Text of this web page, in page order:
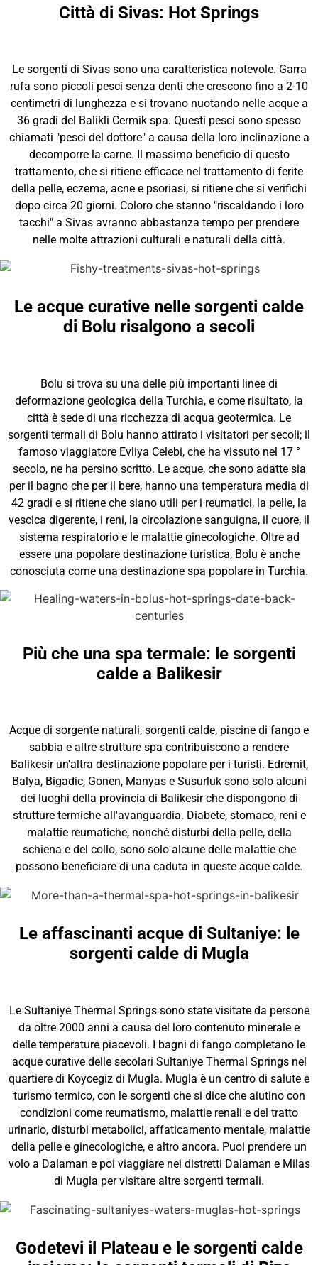
Città di Sivas: Hot Springs
Le sorgenti di Sivas sono una caratteristica notevole. Garra
rufa sono piccoli pesci senza denti che crescono fino a 2-10
centimetri di lunghezza e si trovano nuotando nelle acque a
36 gradi del Balikli Cermik spa. Questi pesci sono spesso
chiamati "pesci del dottore" a causa della loro inclinazione a
decomporre la carne. Il massimo beneficio di questo
trattamento, che si ritiene efficace nel trattamento di ferite
della pelle, eczema, acne e psoriasi, si ritiene che si verifichi
dopo circa 20 giorni. Coloro che stanno "riscaldando i loro
tacchi" a Sivas avranno abbastanza tempo per prendere
nelle molte attrazioni culturali e naturali della città.
Le acque curative nelle sorgenti calde
di Bolu risalgono a secoli
Bolu si trova su una delle più importanti linee di
deformazione geologica della Turchia, e come risultato, la
città è sede di una ricchezza di acqua geotermica. Le
sorgenti termali di Bolu hanno attirato i visitatori per secoli; il
famoso viaggiatore Evliya Celebi, che ha vissuto nel 17 °
secolo, ne ha persino scritto. Le acque, che sono adatte sia
per il bagno che per il bere, hanno una temperatura media di
42 gradi e si ritiene che siano utili per i reumatici, la pelle, la
vescica digerente, i reni, la circolazione sanguigna, il cuore, il
sistema respiratorio e le malattie ginecologiche. Oltre ad
essere una popolare destinazione turistica, Bolu è anche
conosciuta come una destinazione spa popolare in Turchia.
Più che una spa termale: le sorgenti
calde a Balikesir
Acque di sorgente naturali, sorgenti calde, piscine di fango e
sabbia e altre strutture spa contribuiscono a rendere
Balikesir un'altra destinazione popolare per i turisti. Edremit,
Balya, Bigadic, Gonen, Manyas e Susurluk sono solo alcuni
dei luoghi della provincia di Balikesir che dispongono di
strutture termiche all'avanguardia. Diabete, stomaco, reni e
malattie reumatiche, nonché disturbi della pelle, della
schiena e del collo, sono solo alcune delle malattie che
possono beneficiare di una caduta in queste acque calde.
Le affascinanti acque di Sultaniye: le
sorgenti calde di Mugla
Le Sultaniye Thermal Springs sono state visitate da persone
da oltre 2000 anni a causa del loro contenuto minerale e
delle temperature piacevoli. I bagni di fango completano le
acque curative delle secolari Sultaniye Thermal Springs nel
quartiere di Koycegiz di Mugla. Mugla è un centro di salute e
turismo termico, con le sorgenti che si dice che aiutino con
condizioni come reumatismo, malattie renali e del tratto
urinario, disturbi metabolici, affaticamento mentale, malattie
della pelle e ginecologiche, e altro ancora. Puoi prendere un
volo a Dalaman e poi viaggiare nei distretti Dalaman e Milas
di Mugla per visitare altre sorgenti termali.
Godetevi il Plateau e le sorgenti calde